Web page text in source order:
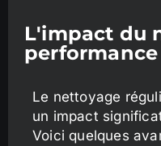
L'impact du
Le nettoyage
un impact
Voici quelques